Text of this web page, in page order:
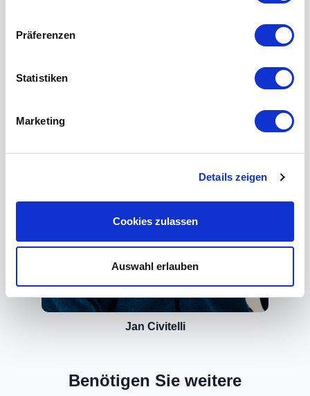
Präferenzen
Statistiken
Marketing
Details zeigen
Cookies zulassen
Auswahl erlauben
Jan Civitelli
Benötigen Sie weitere